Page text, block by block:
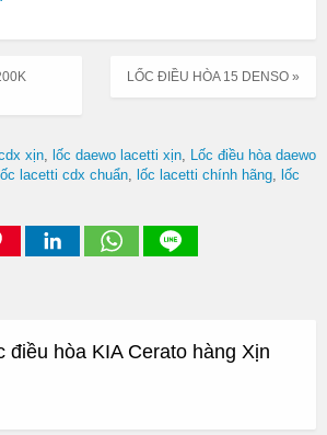
LỐC ĐIỀU HÒA 15 DENSO »
xịn lốc daewo lacetti xịn
Lốc điều hòa daewo
lốc lacetti cdx chuẩn lốc lacetti chính hãng
lốc
điều hòa KIA Cerato hàng Xịn